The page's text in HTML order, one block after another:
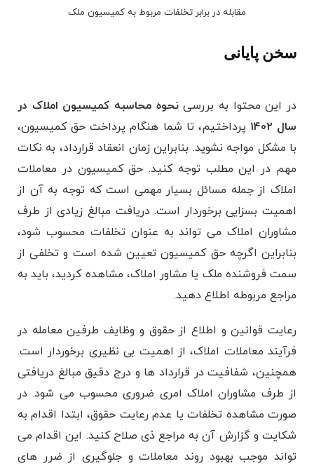
مقابله در برابر تخلفات مربوط به کمیسیون ملک
سخن پایانی
در این محتوا به بررسینحوه محاسبه کمیسیون املاک در
سال ۱۴۰۲
پرداختیم، تا شما هنگام پرداخت حق کمیسیون،
با مشکل مواجه نشوید. بنابراین زمان انعقاد قرارداد، به نکات
مهم در این مطلب توجه کنید. حق کمیسیون در معاملات
املاک از جمله مسائل بسیار مهمی است که توجه به آن از
اهمیت بسزایی برخوردار است. دریافت مبالغ زیادی از طرف
مشاوران املاک می ‌تواند به عنوان تخلفات محسوب شود،
بنابراین اگرچه حق کمیسیون تعیین شده است و تخلفی از
سمت فروشنده ملک یا مشاور املاک، مشاهده کردید، باید به
مراجع مربوطه اطلاع دهید.
رعایت قوانین و اطلاع از حقوق و وظایف طرفین معامله در
فرآیند معاملات املاک، از اهمیت بی ‌نظیری برخوردار است.
همچنین، شفافیت در قرارداد ها و درج دقیق مبالغ دریافتی
از طرف مشاوران املاک امری ضروری محسوب می شود. در
صورت مشاهده تخلفات یا عدم رعایت حقوق، ابتدا اقدام به
شکایت و گزارش آن به مراجع ذی ‌صلاح کنید. این اقدام می
‌تواند موجب بهبود روند معاملات و جلوگیری از ضرر های